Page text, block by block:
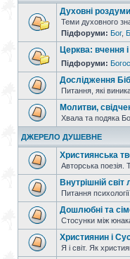
Духовні роздуми
Теми духовного
Підфоруми: Бог,
Церква: вчення
Підфоруми:
Дослідження
Питання, які
Молитви,
Хвала та подяка
ДЖЕРЕЛО ДУШЕВНЕ
Християнська
Авторська поезія.
Внутрішній
Питання
Дошлюбні та
Стосунки між
Християнин і
Я і світ. Як